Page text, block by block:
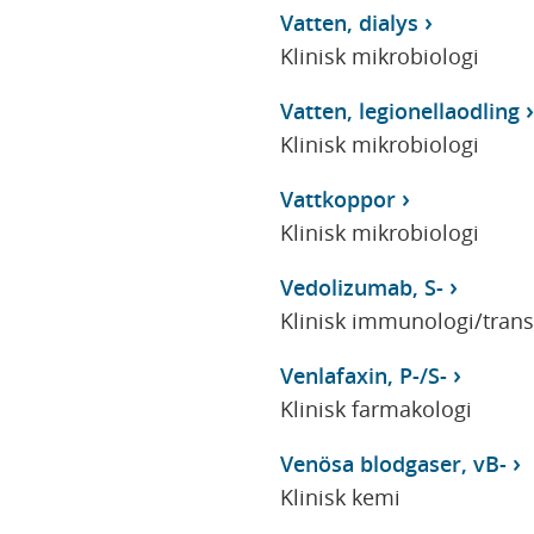
Vatten, dialys
Klinisk mikrobiologi
Vatten, legionellaodling
Klinisk mikrobiologi
Vattkoppor
Klinisk mikrobiologi
Vedolizumab, S-
Klinisk immunologi/
Venlafaxin, P-/S-
Klinisk farmakologi
Venösa blodgaser, vB-
Klinisk kemi